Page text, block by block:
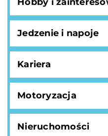
Jedzenie i napoje
Kariera
Motoryzacja
Nieruchomości